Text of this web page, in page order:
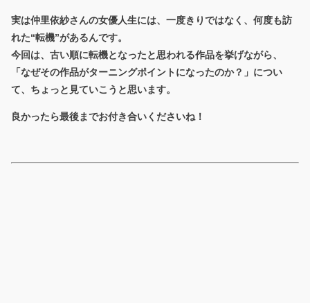
実は仲里依紗さんの女優人生には、 一度きりではなく、何度も訪
れた“転機”があるんです。
今回は、 古い順に転機となったと思われる作品を挙げながら、
「なぜその作品がターニングポイントになったのか？」につい
て、ちょっと見ていこうと思います。
良かったら最後までお付き合いくださいね！